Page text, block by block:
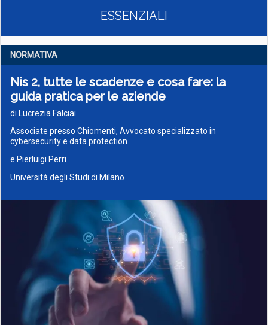
ESSENZIALI
NORMATIVA
Nis 2, tutte le scadenze e cosa fare: la
guida pratica per le aziende
di Lucrezia Falciai
Associate presso Chiomenti, Avvocato specializzato in
cybersecurity e data protection
e Pierluigi Perri
Università degli Studi di Milano